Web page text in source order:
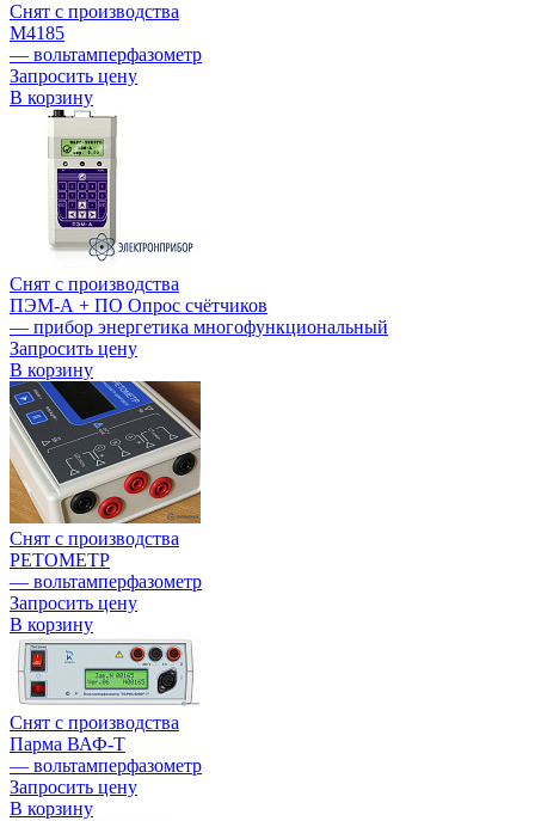
Снят с производства
М4185
— вольтамперфазометр
Запросить цену
В корзину
Снят с производства
ПЭМ-А + ПО Опрос счётчиков
— прибор энергетика многофункциональный
Запросить цену
В корзину
Снят с производства
РЕТОМЕТР
— вольтамперфазометр
Запросить цену
В корзину
Снят с производства
Парма ВАФ-Т
— вольтамперфазометр
Запросить цену
В корзину